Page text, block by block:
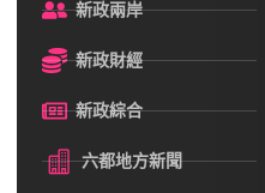
新政兩岸
新政財經
新政綜合
六都地方新聞